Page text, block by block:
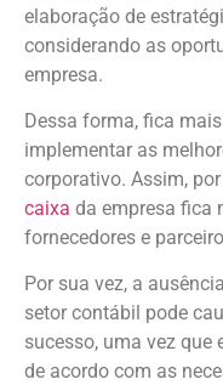
elaboração de
considerando as
empresa.
Dessa forma, fica
implementar as
corporativo. Assim,
caixa da empresa fica
fornecedores e
Por sua vez, a
setor contábil pode
sucesso, uma vez que
de acordo com as